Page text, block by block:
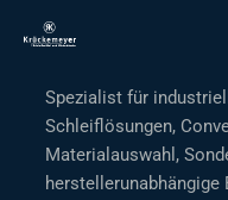
Spezialist für
Schleiflösungen,
Materialauswahl,
herstellerunabhängige